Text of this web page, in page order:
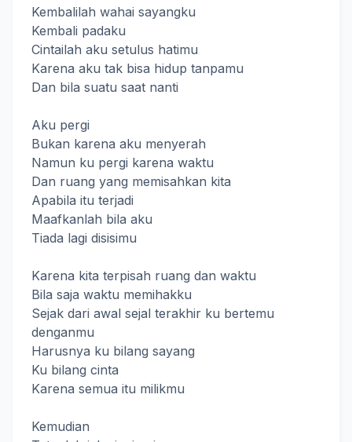
Kembalilah wahai sayangku
Kembali padaku
Cintailah aku setulus hatimu
Karena aku tak bisa hidup tanpamu
Dan bila suatu saat nanti
Aku pergi
Bukan karena aku menyerah
Namun ku pergi karena waktu
Dan ruang yang memisahkan kita
Apabila itu terjadi
Maafkanlah bila aku
Tiada lagi disisimu
Karena kita terpisah ruang dan waktu
Bila saja waktu memihakku
Sejak dari awal sejal terakhir ku bertemu
denganmu
Harusnya ku bilang sayang
Ku bilang cinta
Karena semua itu milikmu
Kemudian